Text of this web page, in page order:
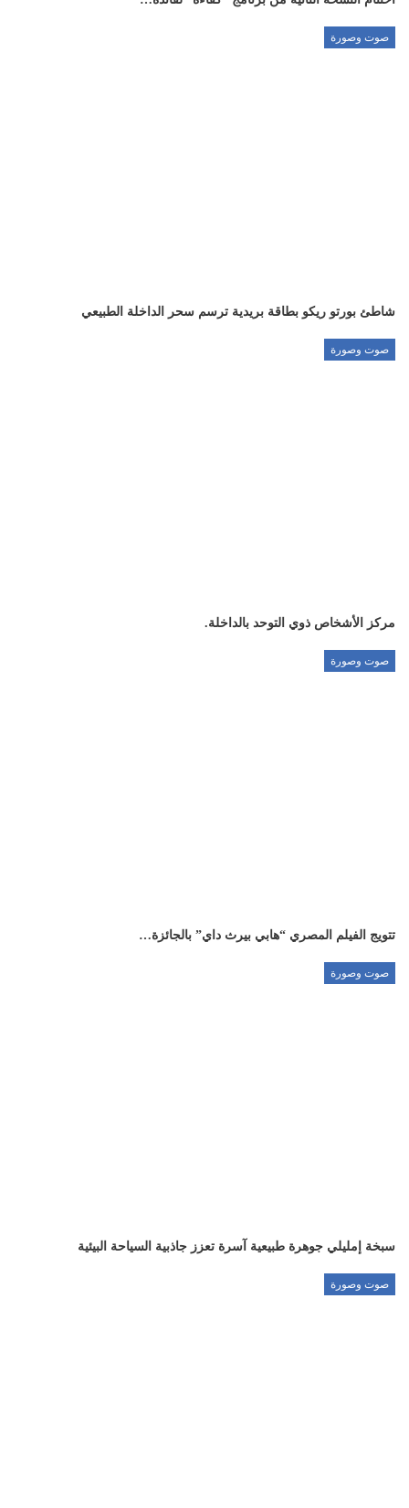
صوت وصورة
شاطئ بورتو ريكو بطاقة بريدية ترسم سحر الداخلة الطبيعي
صوت وصورة
مركز الأشخاص ذوي التوحد بالداخلة.
صوت وصورة
تتويج الفيلم المصري “هابي بيرث داي” بالجائزة…
صوت وصورة
سبخة إمليلي جوهرة طبيعية آسرة تعزز جاذبية السياحة البيئية
صوت وصورة